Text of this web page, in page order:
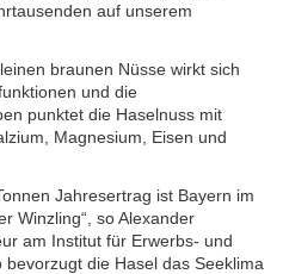
auf unserem
braunen Nüsse wirkt sich
und die
punktet die Haselnuss mit
Magnesium, Eisen und
Jahresertrag ist Bayern im
Winzling“, so Alexander
am Institut für Erwerbs- und
die Hasel das Seeklima